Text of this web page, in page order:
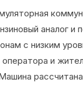
аналог
с низким
и